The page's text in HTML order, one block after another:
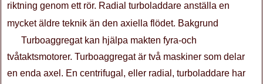
riktning genom ett rör. Radial turboladdare anställa en
mycket äldre teknik än den axiella flödet. Bakgrund
Turboaggregat kan hjälpa makten fyra-och
tvåtaktsmotorer. Turboaggregat är två maskiner som delar
en enda axel. En centrifugal, eller radial, turboladdare har